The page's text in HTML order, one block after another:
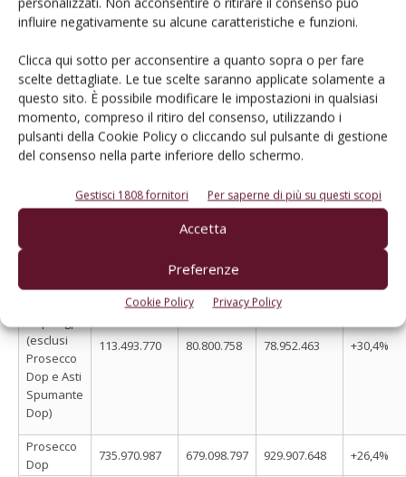
influire negativamente su alcune caratteristiche e funzioni.
Clicca qui sotto per acconsentire a quanto sopra o per fare
scelte dettagliate. Le tue scelte saranno applicate solamente a
questo sito. È possibile modificare le impostazioni in qualsiasi
momento, compreso il ritiro del consenso, utilizzando i
pulsanti della Cookie Policy o cliccando sul pulsante di gestione
del consenso nella parte inferiore dello schermo.
Gestisci 1808 fornitori Per saperne di più su questi scopi
Accetta
Preferenze
Cookie Policy Privacy Policy
Tab.2 – Valore del commercio estero per tipologia
(euro)
Gen-Set
2021
Spumanti
988.722.801
di uve
(esclusi
Prosecco
Dop e Asti
Spumante
Dop)
113.493.770 80.800.758 78.952.463 +30,4%
Prosecco
Dop
735.970.987 679.098.797 929.907.648
+26,4%